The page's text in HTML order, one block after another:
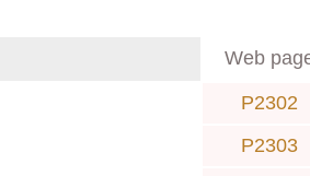
Web
P2302
P2303